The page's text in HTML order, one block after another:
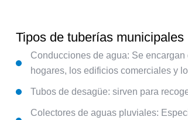
Tipos de tuberías municipales
Conducciones de agua: Se
hogares, los edificios comerciales y
Tubos de desagüe: sirven para
Colectores de aguas pluviales: